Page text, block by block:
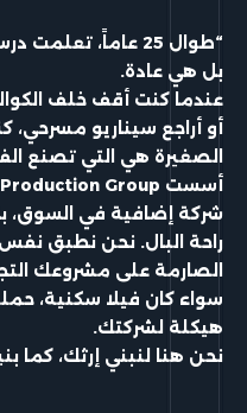
“طوال 25 عاماً،
بل هي عادة.
عندما كنت أقف خلف
أو أراجع سيناريو مسرحي،
الصغيرة هي التي تصنع
شركة إضافية في السوق،
راحة البال. نحن نطبق نفس
الصارمة على مشروعك
سواء كان فيلا سكنية،
هيكلة لشركتك.
نحن هنا لنبني إرثك، كما